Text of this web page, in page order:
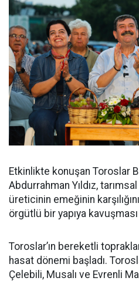
Etkinlikte konuşan Toroslar
Abdurrahman Yıldız,
üreticinin emeğinin
örgütlü bir yapıya
Toroslar’ın bereketli
hasat dönemi başladı.
Çelebili, Musalı ve Evrenli